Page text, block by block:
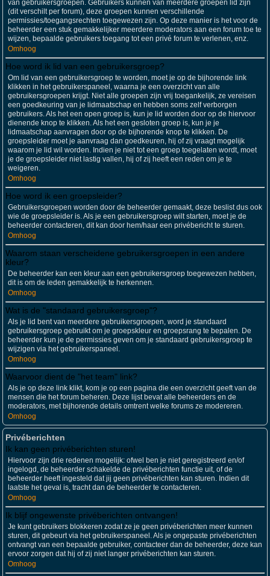
van gebruikersgroepen. Gebruikers kunnen van meerdere groepen lid zijn
(dit verschilt per forum), deze groepen kunnen verschillende
permissies/toegangsrechten toegewezen zijn. Op deze manier is het voor de
beheerder een stuk gemakkelijker meerdere moderators aan een forum toe te
wijzen, bepaalde gebruikers toegang tot een privé forum te verlenen, enz.
Omhoog
Hoe word ik lid van een gebruikersgroep?
Om lid van een gebruikersgroep te worden, moet je op de bijhorende link
klikken in het gebruikerspaneel, waarna je een overzicht van alle
gebruikersgroepen krijgt. Niet alle groepen zijn vrij toegankelijk, ze vereisen
een goedkeuring van je lidmaatschap en hebben soms zelf verborgen
gebruikers. Als het een open groep is, kun je lid worden door op de hiervoor
dienende knop te klikken. Als het een gesloten groep is, kun je je
lidmaatschap aanvragen door op de bijhorende knop te klikken. De
groepsleider moet je aanvraag dan goedkeuren, hij of zij vraagt mogelijk
waarom je lid wil worden. Indien je niet tot een groep toegelaten wordt, moet
je de groepsleider niet lastig vallen, hij of zij heeft een reden om je te
weigeren.
Omhoog
Hoe word ik een groepsleider?
Gebruikersgroepen worden door de beheerder gemaakt, deze beslist dus ook
wie de groepsleider is. Als je een gebruikersgroep wilt starten, moet je de
beheerder contacteren, dit kan door hem/haar een privébericht te sturen.
Omhoog
Waarom staan verscheidene gebruikersgroepen in een andere
kleur?
De beheerder kan een kleur aan een gebruikersgroep toegewezen hebben,
dit is om de leden gemakkelijk te herkennen.
Omhoog
Wat is de "standaard gebruikersgroep"?
Als je lid bent van meerdere gebruikersgroepen, word je standaard
gebruikersgroep gebruikt om je groepskleur en groepsrang te bepalen. De
beheerder kun je de permissies geven om je standaard gebruikersgroep te
wijzigen via het gebruikerspaneel.
Omhoog
Waarvoor dient de "het team" link?
Als je op deze link klikt, kom je op een pagina die een overzicht geeft van de
mensen die het forum beheren. Deze lijst bevat alle beheerders en de
moderators, met bijhorende details omtrent welke forums ze modereren.
Omhoog
Privéberichten
Ik kan geen privéberichten sturen!
Hiervoor zijn drie redenen mogelijk: ofwel ben je niet geregistreerd en/of
ingelogd, de beheerder schakelde de privéberichten functie uit, of de
beheerder heeft ingesteld dat jij geen privéberichten kan sturen. Indien dit
laatste het geval is, tracht dan de beheerder te contacteren.
Omhoog
Ik blijf ongewenste privéberichten ontvangen!
Je kunt gebruikers blokkeren zodat ze je geen privéberichten meer kunnen
sturen, dit gebeurt via het gebruikerspaneel. Als je ongepaste privéberichten
ontvangt van een bepaalde gebruiker, contacteer dan de beheerder, deze kan
ervoor zorgen dat hij of zij niet langer privéberichten kan sturen.
Omhoog